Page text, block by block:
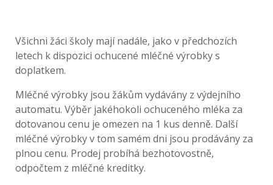
Všichni žáci školy mají nadále, jako v předchozích
letech k dispozici ochucené mléčné výrobky s
doplatkem.
Mléčné výrobky jsou žákům vydávány z výdejního
automatu. Výběr jakéhokoli ochuceného mléka za
dotovanou cenu je omezen na 1 kus denně. Další
mléčné výrobky v tom samém dni jsou prodávány za
plnou cenu. Prodej probíhá bezhotovostně,
odpočtem z mléčné kreditky.